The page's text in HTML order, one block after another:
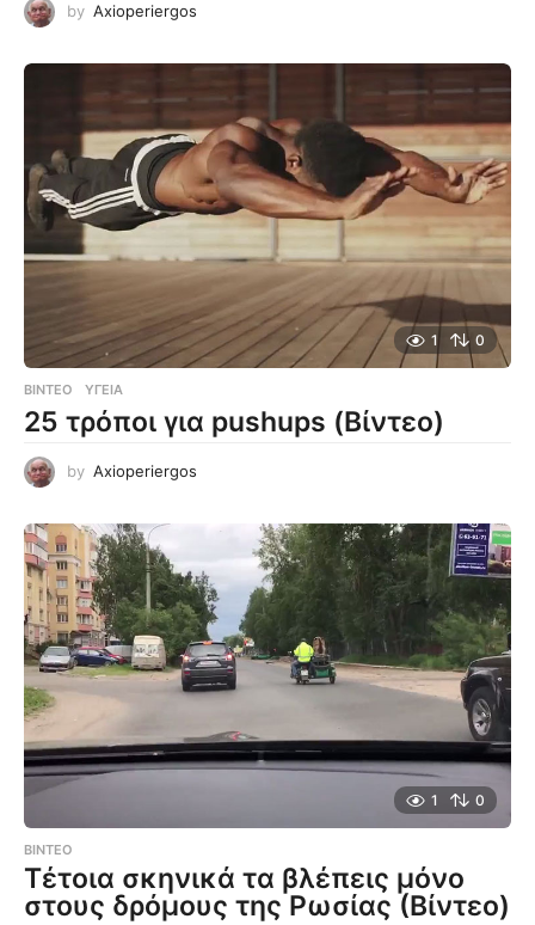
by Axioperiergos
1 0
ΒΊΝΤΕΟ ΥΓΕΊΑ
25 τρόποι για pushups (Βίντεο)
by Axioperiergos
1 0
ΒΊΝΤΕΟ
Τέτοια σκηνικά τα βλέπεις μόνο
στους δρόμους της Ρωσίας (Βίντεο)